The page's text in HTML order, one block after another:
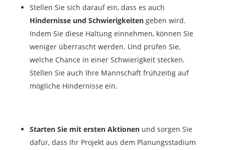
Stellen Sie sich darauf ein, dass es auch
Hindernisse und Schwierigkeitengeben wird.
Indem Sie diese Haltung einnehmen, können Sie
weniger überrascht werden. Und prüfen Sie,
welche Chance in einer Schwierigkeit stecken.
Stellen Sie auch Ihre Mannschaft frühzeitig auf
mögliche Hindernisse ein.
Starten Sie mit ersten Aktionen und sorgen Sie
dafür, dass Ihr Projekt aus dem Planungsstadium